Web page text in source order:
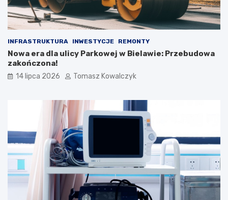
INFRASTRUKTURA INWESTYCJE REMONTY
Nowa era dla ulicy Parkowej w Bielawie: Przebudowa
zakończona!
14 lipca 2026 Tomasz Kowalczyk